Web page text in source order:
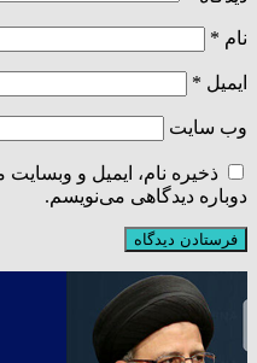
نام *
ایمیل *
وب‌ سایت
ذخیره نام، ایمیل و
دوباره دیدگاهی می‌نویسم.